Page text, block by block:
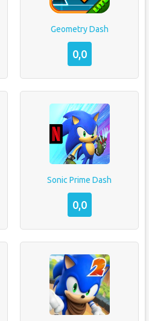
Geometry Dash
0,0
Sonic Prime Dash
0,0